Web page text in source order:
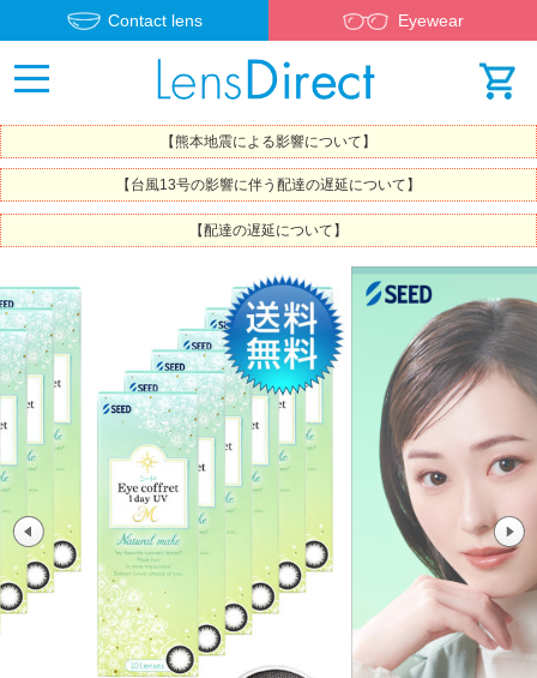
Contact lens Eyewear
【熊本地震による影響について】
【台風13号の影響に伴う配達の遅延について】
【配達の遅延について】